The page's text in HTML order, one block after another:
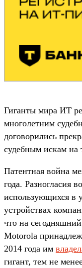
Гиганты мира ИТ
многолетним
договорились
судебным искам
Патентная война
года. Разногласия
использующихся в
устройствах
что на
Motorola
2014 года им
гигант, тем не